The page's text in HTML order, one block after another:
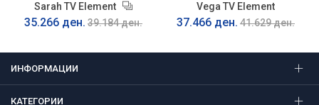
Sarah TV Element
35.266 ден. 39.184 ден.
Vega TV Element
37.466 ден. 41.629 ден.
ИНФОРМАЦИИ
КАТЕГОРИИ